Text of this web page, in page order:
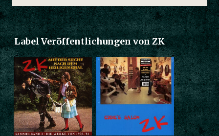
Label Veröffentlichungen von ZK